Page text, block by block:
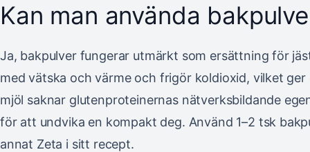
Kan man använda
Ja, bakpulver fungerar utmärkt som ersättning för
med vätska och värme och frigör koldioxid, vilket
mjöl saknar glutenproteinernas nätverksbildande
för att undvika en kompakt deg. Använd 1–2 tsk
annat Zeta i sitt recept.